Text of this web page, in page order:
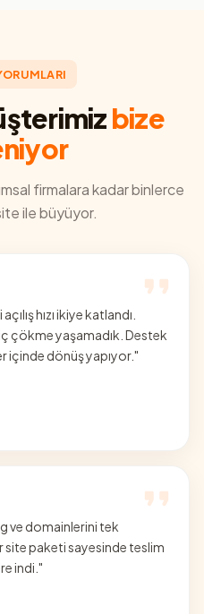
bize
firmalara kadar binlerce
ile büyüyor.
hızı ikiye katlandı.
çökme yaşamadık. Destek
içinde dönüş yapıyor."
ve domainlerini tek
site paketi sayesinde teslim
indi. "